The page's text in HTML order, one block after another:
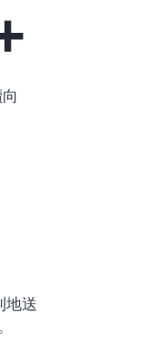
地送